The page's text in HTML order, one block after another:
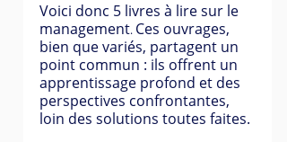
Voici donc 5 livres à lire sur le
management. Ces ouvrages,
bien que variés, partagent un
point commun : ils offrent un
apprentissage profond et des
perspectives confrontantes,
loin des solutions toutes faites.